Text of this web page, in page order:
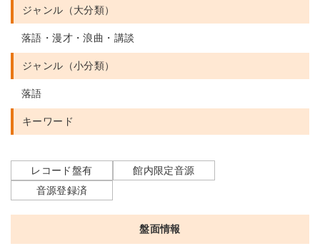
盤面情報
ジャンル（大分類）
落語・漫才・浪曲・講談
ジャンル（小分類）
落語
キーワード
レコード盤有
館内限定音源
音源登録済